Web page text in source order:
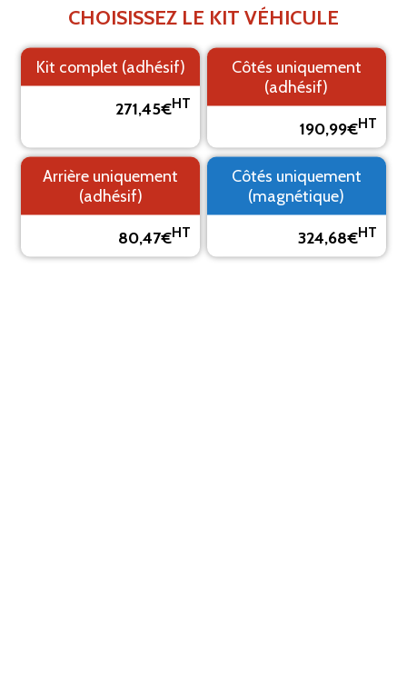
CHOISISSEZ LE KIT VÉHICULE
Kit complet (adhésif)
271,45€HT
Côtés uniquement
(adhésif)
190,99€HT
Arrière uniquement
(adhésif)
80,47€HT
Côtés uniquement
(magnétique)
324,68€HT
PRÉVISUALISEZ VOTRE MARQUAGE ADHÉSIF
Le visuel est un aperçu, il peut varier du résultat final